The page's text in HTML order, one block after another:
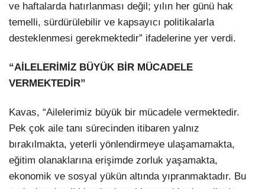
ve haftalarda hatırlanması değil; yılın her günü hak
temelli, sürdürülebilir ve kapsayıcı politikalarla
desteklenmesi gerekmektedir” ifadelerine yer verdi.
“AİLELERİMİZ BÜYÜK BİR MÜCADELE
VERMEKTEDİR”
Kavas, “Ailelerimiz büyük bir mücadele vermektedir.
Pek çok aile tanı sürecinden itibaren yalnız
bırakılmakta, yeterli yönlendirmeye ulaşamamakta,
eğitim olanaklarına erişimde zorluk yaşamakta,
ekonomik ve sosyal yükün altında yıpranmaktadır. Bu